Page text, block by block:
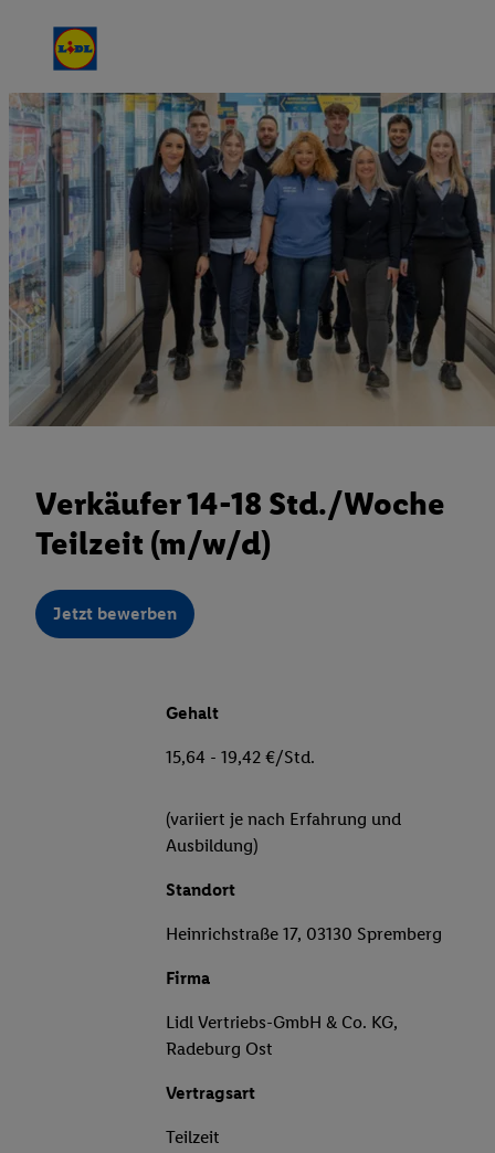
Verkäufer 14-18 Std./Woche
Teilzeit (m/w/d)
Jetzt bewerben
Gehalt
15,64 - 19,42 €/Std.
(variiert je nach Erfahrung und
Ausbildung)
Standort
Heinrichstraße 17, 03130 Spremberg
Firma
Lidl Vertriebs-GmbH & Co. KG,
Radeburg Ost
Vertragsart
Teilzeit